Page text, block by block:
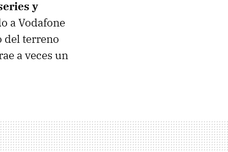
y
a Vodafone
del terreno
a veces un